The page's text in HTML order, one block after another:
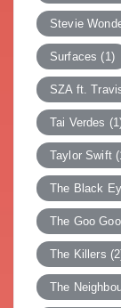
Stevie
Surfaces (1)
SZA ft.
Tai Verdes
Taylor Swift
The Black
The Goo
The Killers
The